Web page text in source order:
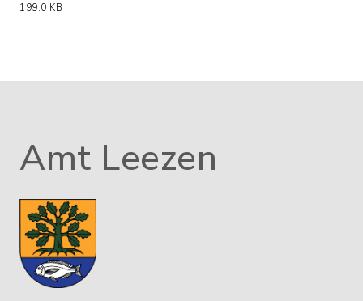
199,0 KB
Amt Leezen